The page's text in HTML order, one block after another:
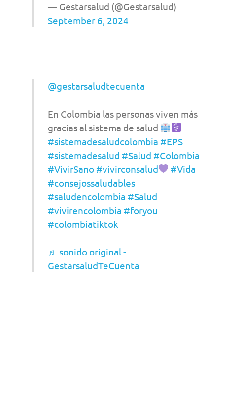
— Gestarsalud (@Gestarsalud)
September 6, 2024
@gestarsaludtecuenta
En Colombia las personas viven más
gracias al sistema de salud
#sistemadesaludcolombia #EPS
#sistemadesalud #Salud #Colombia
#VivirSano #vivirconsalud
#Vida
#consejossaludables
#saludencolombia #Salud
#vivirencolombia #foryou
#colombiatiktok
♬ sonido original -
GestarsaludTeCuenta